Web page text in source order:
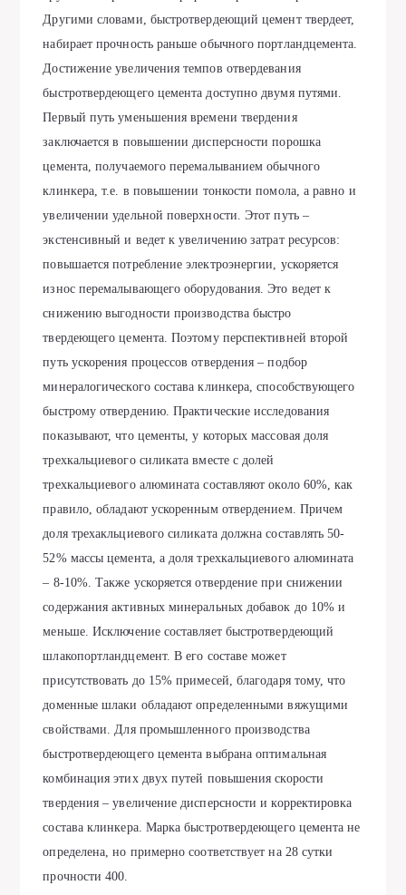
Другими словами, быстротвердеющий цемент твердеет,
набирает прочность раньше обычного портландцемента.
Достижение увеличения темпов отвердевания
быстротвердеющего цемента доступно двумя путями.
Первый путь уменьшения времени твердения
заключается в повышении дисперсности порошка
цемента, получаемого перемалыванием обычного
клинкера, т.е. в повышении тонкости помола, а равно и
увеличении удельной поверхности. Этот путь –
экстенсивный и ведет к увеличению затрат ресурсов:
повышается потребление электроэнергии, ускоряется
износ перемалывающего оборудования. Это ведет к
снижению выгодности производства быстро
твердеющего цемента. Поэтому перспективней второй
путь ускорения процессов отвердения – подбор
минералогического состава клинкера, способствующего
быстрому отвердению. Практические исследования
показывают, что цементы, у которых массовая доля
трехкальциевого силиката вместе с долей
трехкальциевого алюмината составляют около 60%, как
правило, обладают ускоренным отвердением. Причем
доля трехакльциевого силиката должна составлять 50-
52% массы цемента, а доля трехкальциевого алюмината
– 8-10%. Также ускоряется отвердение при снижении
содержания активных минеральных добавок до 10% и
меньше. Исключение составляет быстротвердеющий
шлакопортландцемент. В его составе может
присутствовать до 15% примесей, благодаря тому, что
доменные шлаки обладают определенными вяжущими
свойствами. Для промышленного производства
быстротвердеющего цемента выбрана оптимальная
комбинация этих двух путей повышения скорости
твердения – увеличение дисперсности и корректировка
состава клинкера. Марка быстротвердеющего цемента не
определена, но примерно соответствует на 28 сутки
прочности 400.